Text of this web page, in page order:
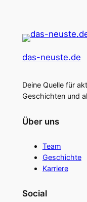
das-neuste.de
Deine Quelle für
Geschichten und
Über uns
Team
Geschichte
Karriere
Social